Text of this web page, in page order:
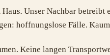
Unser Nachbar
hoffnungslose Fälle.
Keine langen